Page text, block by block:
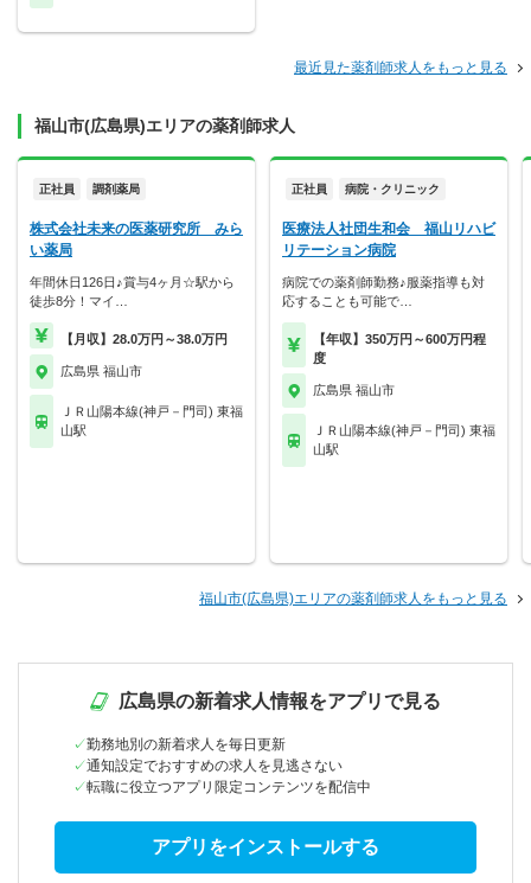
最近見た薬剤師求人をもっと見る
福山市(広島県)エリアの薬剤師求人
正社員 調剤薬局
株式会社未来の医薬研究所 みら
い薬局
年間休日126日♪賞与4ヶ月☆駅から
徒歩8分！マイ…
【月収】28.0万円～38.0万円
広島県 福山市
ＪＲ山陽本線(神戸－門司) 東福
山駅
正社員 病院・クリニック
医療法人社団生和会 福山リハビ
リテーション病院
病院での薬剤師勤務♪服薬指導も対
応することも可能で…
【年収】350万円～600万円程
度
広島県 福山市
ＪＲ山陽本線(神戸－門司) 東福
山駅
福山市(広島県)エリアの薬剤師求人をもっと見る
広島県の新着求人情報をアプリで見る
勤務地別の新着求人を毎日更新
通知設定でおすすめの求人を見逃さない
転職に役立つアプリ限定コンテンツを配信中
アプリをインストールする